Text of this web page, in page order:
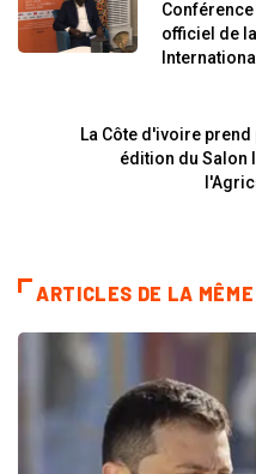
officiel de
La Côte d'ivoire prend
édition du Salon
ARTICLES DE LA MÊME